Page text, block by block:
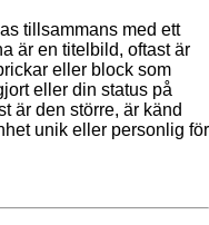
tillsammans med ett
är en titelbild, oftast är
eller block som
eller din status på
är den större, är känd
unik eller personlig för